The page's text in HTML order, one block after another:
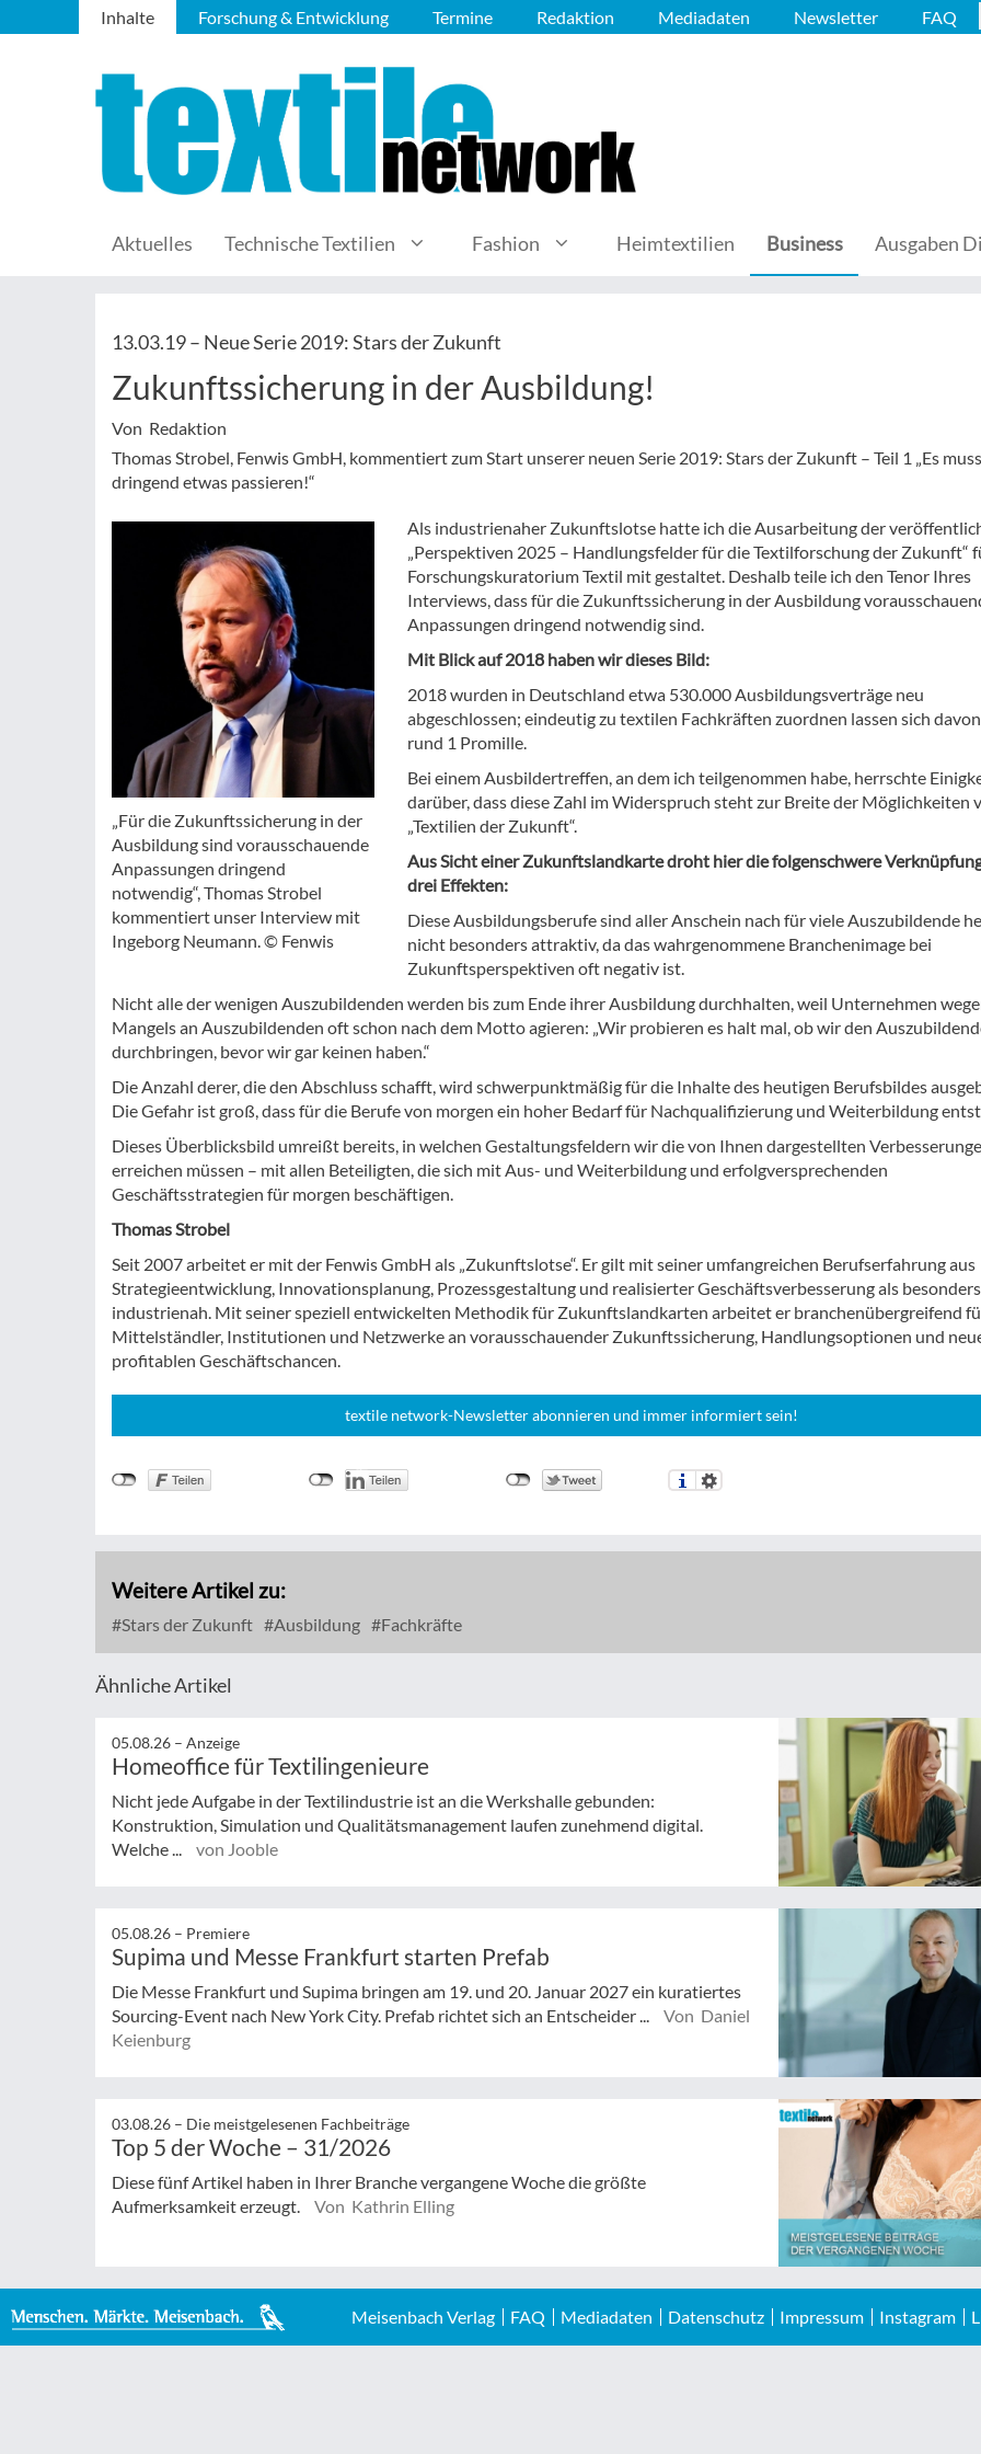
Inhalte Forschung & Entwicklung Termine Redaktion Mediadaten Newsletter FAQ
Aktuelles Technische Textilien Fashion Heimtextilien Business Ausgaben
13.03.19 – Neue Serie 2019: Stars der Zukunft
Zukunftssicherung in der Ausbildung!
Von Redaktion
Thomas Strobel, Fenwis GmbH, kommentiert zum Start unserer neuen Serie 2019: Stars der Zukunft – Teil 1 „Es muss
dringend etwas passieren!“
„Für die Zukunftssicherung in der
Ausbildung sind vorausschauende
Anpassungen dringend
notwendig“, Thomas Strobel
kommentiert unser Interview mit
Ingeborg Neumann. © Fenwis
Als industrienaher Zukunftslotse hatte ich die Ausarbeitung der
„Perspektiven 2025 – Handlungsfelder für die Textilforschung der Zukunft“
Forschungskuratorium Textil mit gestaltet. Deshalb teile ich den Tenor Ihres
Interviews, dass für die Zukunftssicherung in der Ausbildung
Anpassungen dringend notwendig sind.
Mit Blick auf 2018 haben wir dieses Bild:
2018 wurden in Deutschland etwa 530.000 Ausbildungsverträge neu
abgeschlossen; eindeutig zu textilen Fachkräften zuordnen lassen sich
rund 1 Promille.
Bei einem Ausbildertreffen, an dem ich teilgenommen habe, herrschte
darüber, dass diese Zahl im Widerspruch steht zur Breite der Möglichkeiten
„Textilien der Zukunft“.
Aus Sicht einer Zukunftslandkarte droht hier die folgenschwere
drei Effekten:
Diese Ausbildungsberufe sind aller Anschein nach für viele Auszubildende
nicht besonders attraktiv, da das wahrgenommene Branchenimage bei
Zukunftsperspektiven oft negativ ist.
Nicht alle der wenigen Auszubildenden werden bis zum Ende ihrer Ausbildung durchhalten, weil Unternehmen
Mangels an Auszubildenden oft schon nach dem Motto agieren: „Wir probieren es halt mal, ob wir den
durchbringen, bevor wir gar keinen haben.“
Die Anzahl derer, die den Abschluss schafft, wird schwerpunktmäßig für die Inhalte des heutigen Berufsbildes
Die Gefahr ist groß, dass für die Berufe von morgen ein hoher Bedarf für Nachqualifizierung und Weiterbildung
Dieses Überblicksbild umreißt bereits, in welchen Gestaltungsfeldern wir die von Ihnen dargestellten
erreichen müssen – mit allen Beteiligten, die sich mit Aus- und Weiterbildung und erfolgversprechenden
Geschäftsstrategien für morgen beschäftigen.
Thomas Strobel
Seit 2007 arbeitet er mit der Fenwis GmbH als „Zukunftslotse“. Er gilt mit seiner umfangreichen Berufserfahrung aus
Strategieentwicklung, Innovationsplanung, Prozessgestaltung und realisierter Geschäftsverbesserung als besonders
industrienah. Mit seiner speziell entwickelten Methodik für Zukunftslandkarten arbeitet er branchenübergreifend
Mittelständler, Institutionen und Netzwerke an vorausschauender Zukunftssicherung, Handlungsoptionen und
profitablen Geschäftschancen.
textile network-Newsletter abonnieren und immer informiert sein!
Weitere Artikel zu:
Stars der Zukunft Ausbildung Fachkräfte
Ähnliche Artikel
05.08.26 – Anzeige
Homeoffice für Textilingenieure
Nicht jede Aufgabe in der Textilindustrie ist an die Werkshalle gebunden:
Konstruktion, Simulation und Qualitätsmanagement laufen zunehmend digital.
Welche ...
von Jooble
05.08.26 – Premiere
Supima und Messe Frankfurt starten Prefab
Die Messe Frankfurt und Supima bringen am 19. und 20. Januar 2027 ein kuratiertes
Sourcing-Event nach New York City. Prefab richtet sich an Entscheider ...
Von Daniel
Keienburg
03.08.26 – Die meistgelesenen Fachbeiträge
Top 5 der Woche – 31/2026
Diese fünf Artikel haben in Ihrer Branche vergangene Woche die größte
Aufmerksamkeit erzeugt.
Von Kathrin Elling
Meisenbach Verlag FAQ Mediadaten Datenschutz Impressum Instagram